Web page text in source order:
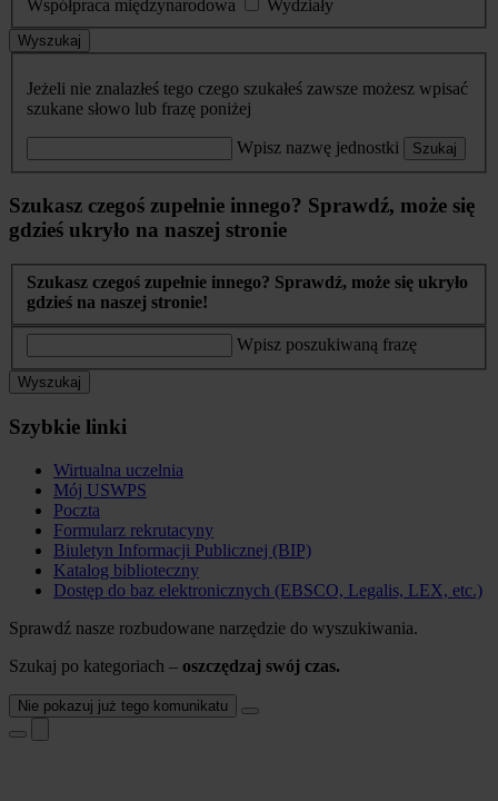
Współpraca międzynarodowa
Wydziały
Wyszukaj
Jeżeli nie znalazłeś tego czego szukałeś zawsze możesz wpisać
szukane słowo lub frazę poniżej
Wpisz nazwę jednostki Szukaj
Szukasz czegoś zupełnie innego? Sprawdź, może się
gdzieś ukryło na naszej stronie
Szukasz czegoś zupełnie innego? Sprawdź, może się ukryło
gdzieś na naszej stronie!
Wpisz poszukiwaną frazę
Wyszukaj
Szybkie linki
Wirtualna uczelnia
Mój USWPS
Poczta
Formularz rekrutacyny
Biuletyn Informacji Publicznej (BIP)
Katalog biblioteczny
Dostęp do baz elektronicznych (EBSCO, Legalis, LEX, etc.)
Sprawdź nasze rozbudowane narzędzie do wyszukiwania.
Szukaj po kategoriach – oszczędzaj swój czas.
Nie pokazuj już tego komunikatu